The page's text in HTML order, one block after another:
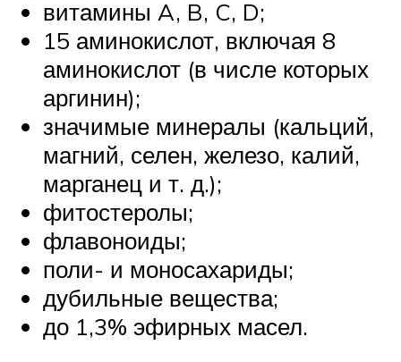
витамины A, B, C, D;
15 аминокислот, включая 8
аминокислот (в числе которых
аргинин);
значимые минералы (кальций,
магний, селен, железо, калий,
марганец и т. д.);
фитостеролы;
флавоноиды;
поли- и моносахариды;
дубильные вещества;
до 1,3% эфирных масел.